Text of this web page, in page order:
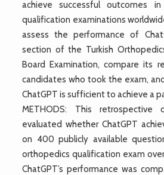
achieve successful outcomes
qualification examinations
assess the performance of
section of the Turkish
Board Examination, compare its
candidates who took the exam,
ChatGPT is sufficient to achieve a
METHODS: This retrospective
evaluated whether ChatGPT
on 400 publicly available
orthopedics qualification exam
ChatGPT’s performance was